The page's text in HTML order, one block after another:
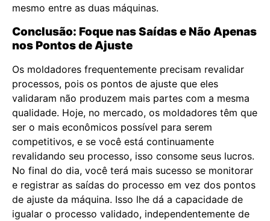
mesmo entre as duas máquinas.
Conclusão: Foque nas Saídas e Não Apenas
nos Pontos de Ajuste
Os moldadores frequentemente precisam revalidar
processos, pois os pontos de ajuste que eles
validaram não produzem mais partes com a mesma
qualidade. Hoje, no mercado, os moldadores têm que
ser o mais econômicos possível para serem
competitivos, e se você está continuamente
revalidando seu processo, isso consome seus lucros.
No final do dia, você terá mais sucesso se monitorar
e registrar as saídas do processo em vez dos pontos
de ajuste da máquina. Isso lhe dá a capacidade de
igualar o processo validado, independentemente de